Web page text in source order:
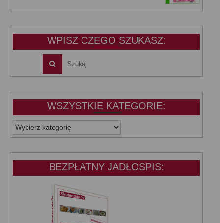
wynosiła:wynosi:
WPISZ CZEGO SZUKASZ:
WSZYSTKIE KATEGORIE:
WSZYSTKIE
KATEGORIE:
BEZPŁATNY JADŁOSPIS: